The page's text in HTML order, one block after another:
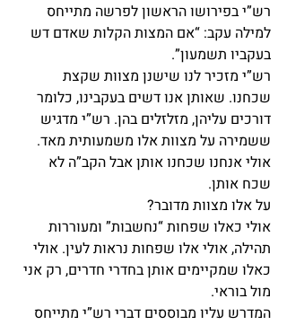
רש”י בפירושו הראשון לפרשה מתייחס
למילה עקב: “אם המצות הקלות שאדם דש
בעקביו תשמעון”.
רש”י מזכיר לנו שישנן מצוות שקצת
שכחנו. שאותן אנו דשים בעקבינו, כלומר
דורכים עליהן, מזלזלים בהן. רש”י מדגיש
ששמירה על מצוות אלו משמעותית מאד.
אולי אנחנו שכחנו אותן אבל הקב”ה לא
שכח אותן.
על אלו מצוות מדובר?
אולי כאלו שפחות “נחשבות” ומעוררות
תהילה, אולי אלו שפחות נראות לעין. אולי
כאלו שמקיימים אותן בחדרי חדרים, רק אני
מול בוראי.
המדרש עליו מבוססים דברי רש”י מתייחס